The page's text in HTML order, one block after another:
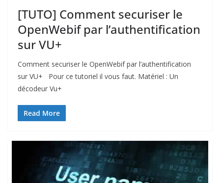
[TUTO] Comment securiser le
OpenWebif par l’authentification
sur VU+
Comment securiser le OpenWebif par l’authentification
sur VU+ Pour ce tutoriel il vous faut. Matériel : Un
décodeur Vu+
Read More